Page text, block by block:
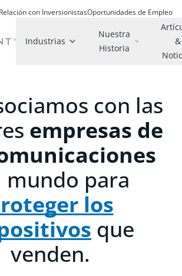
Relación con InversionistasOportunidades de Empleo
Industrias
Nuestra
Historia
&
con las
empresas de
mundo para
los
que
venden.